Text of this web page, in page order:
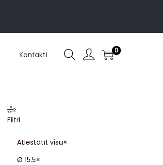
Kontakti 0
Filtri
Atiestatīt visu×
Ø 15.5×